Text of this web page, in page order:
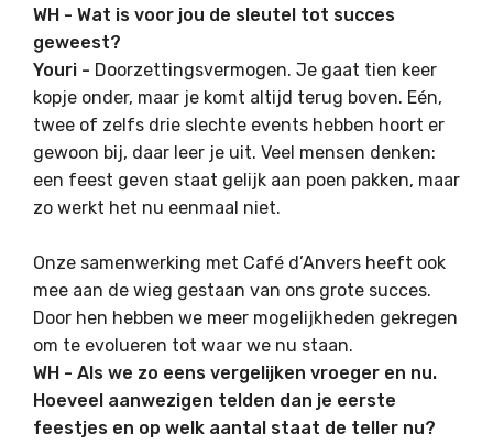
WH - Wat is voor jou de sleutel tot succes
geweest?
Youri - Doorzettingsvermogen. Je gaat tien keer
kopje onder, maar je komt altijd terug boven. Eén,
twee of zelfs drie slechte events hebben hoort er
gewoon bij, daar leer je uit. Veel mensen denken:
een feest geven staat gelijk aan poen pakken, maar
zo werkt het nu eenmaal niet.
Onze samenwerking met Café d’Anvers heeft ook
mee aan de wieg gestaan van ons grote succes.
Door hen hebben we meer mogelijkheden gekregen
om te evolueren tot waar we nu staan.
WH - Als we zo eens vergelijken vroeger en nu.
Hoeveel aanwezigen telden dan je eerste
feestjes en op welk aantal staat de teller nu?